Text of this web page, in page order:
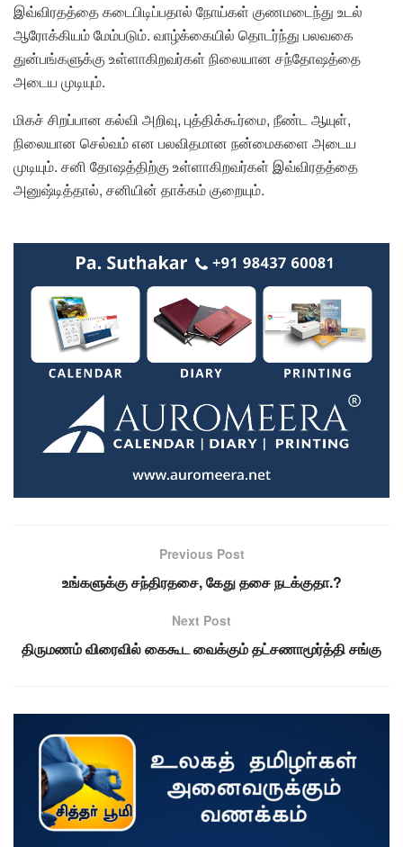
இவ்விரதத்தை கடைபிடிப்பதால் நோய்கள் குணமடைந்து உடல்
ஆரோக்கியம் மேம்படும். வாழ்க்கையில் தொடர்ந்து பலவகை
துன்பங்களுக்கு உள்ளாகிறவர்கள் நிலையான சந்தோஷத்தை
அடைய முடியும்.
மிகச் சிறப்பான கல்வி அறிவு, புத்திக்கூர்மை, நீண்ட ஆயுள்,
நிலையான செல்வம் என பலவிதமான நன்மைகளை அடைய
முடியும். சனி தோஷத்திற்கு உள்ளாகிறவர்கள் இவ்விரதத்தை
அனுஷ்டித்தால், சனியின் தாக்கம் குறையும்.
Previous Post
உங்களுக்கு சந்திரதசை, கேது தசை நடக்குதா.?
Next Post
திருமணம் விரைவில் கைகூட வைக்கும் தட்சணாமூர்த்தி சங்கு